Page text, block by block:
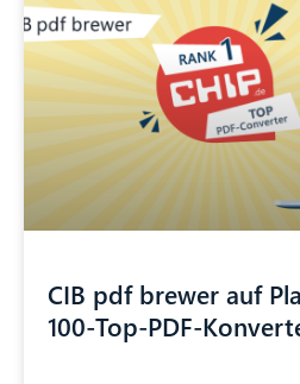
CIB pdf brewer auf
100-Top-PDF-